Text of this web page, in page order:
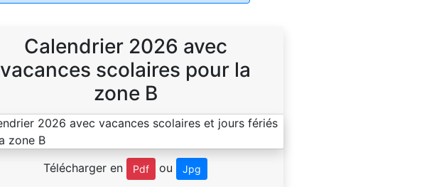
Calendrier 2026 avec
vacances scolaires pour la
zone B
Télécharger en Pdf ou Jpg